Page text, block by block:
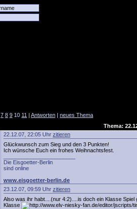
7 8 9 10 11 | Antworten | neues Thema
Thema:
22.12.07, 22:05 Uhr zitieren
Glückwunsch zum Sieg und den 3 Punkten!
Ich wünsche Euch ein frohes Weihnachtsfest.
Die Eisgoetter-Berlin
sind online
www.eisgoetter-berlin.de
23.12.07, 09:59 Uhr zitieren
Also was ihr habt....(nur 4:2)....is doch ein Klasse
Klasse